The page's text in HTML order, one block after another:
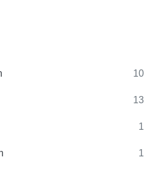
10
13
1
1